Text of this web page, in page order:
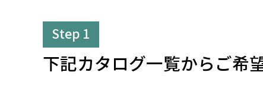
Step 1
下記カタログ一覧からご希